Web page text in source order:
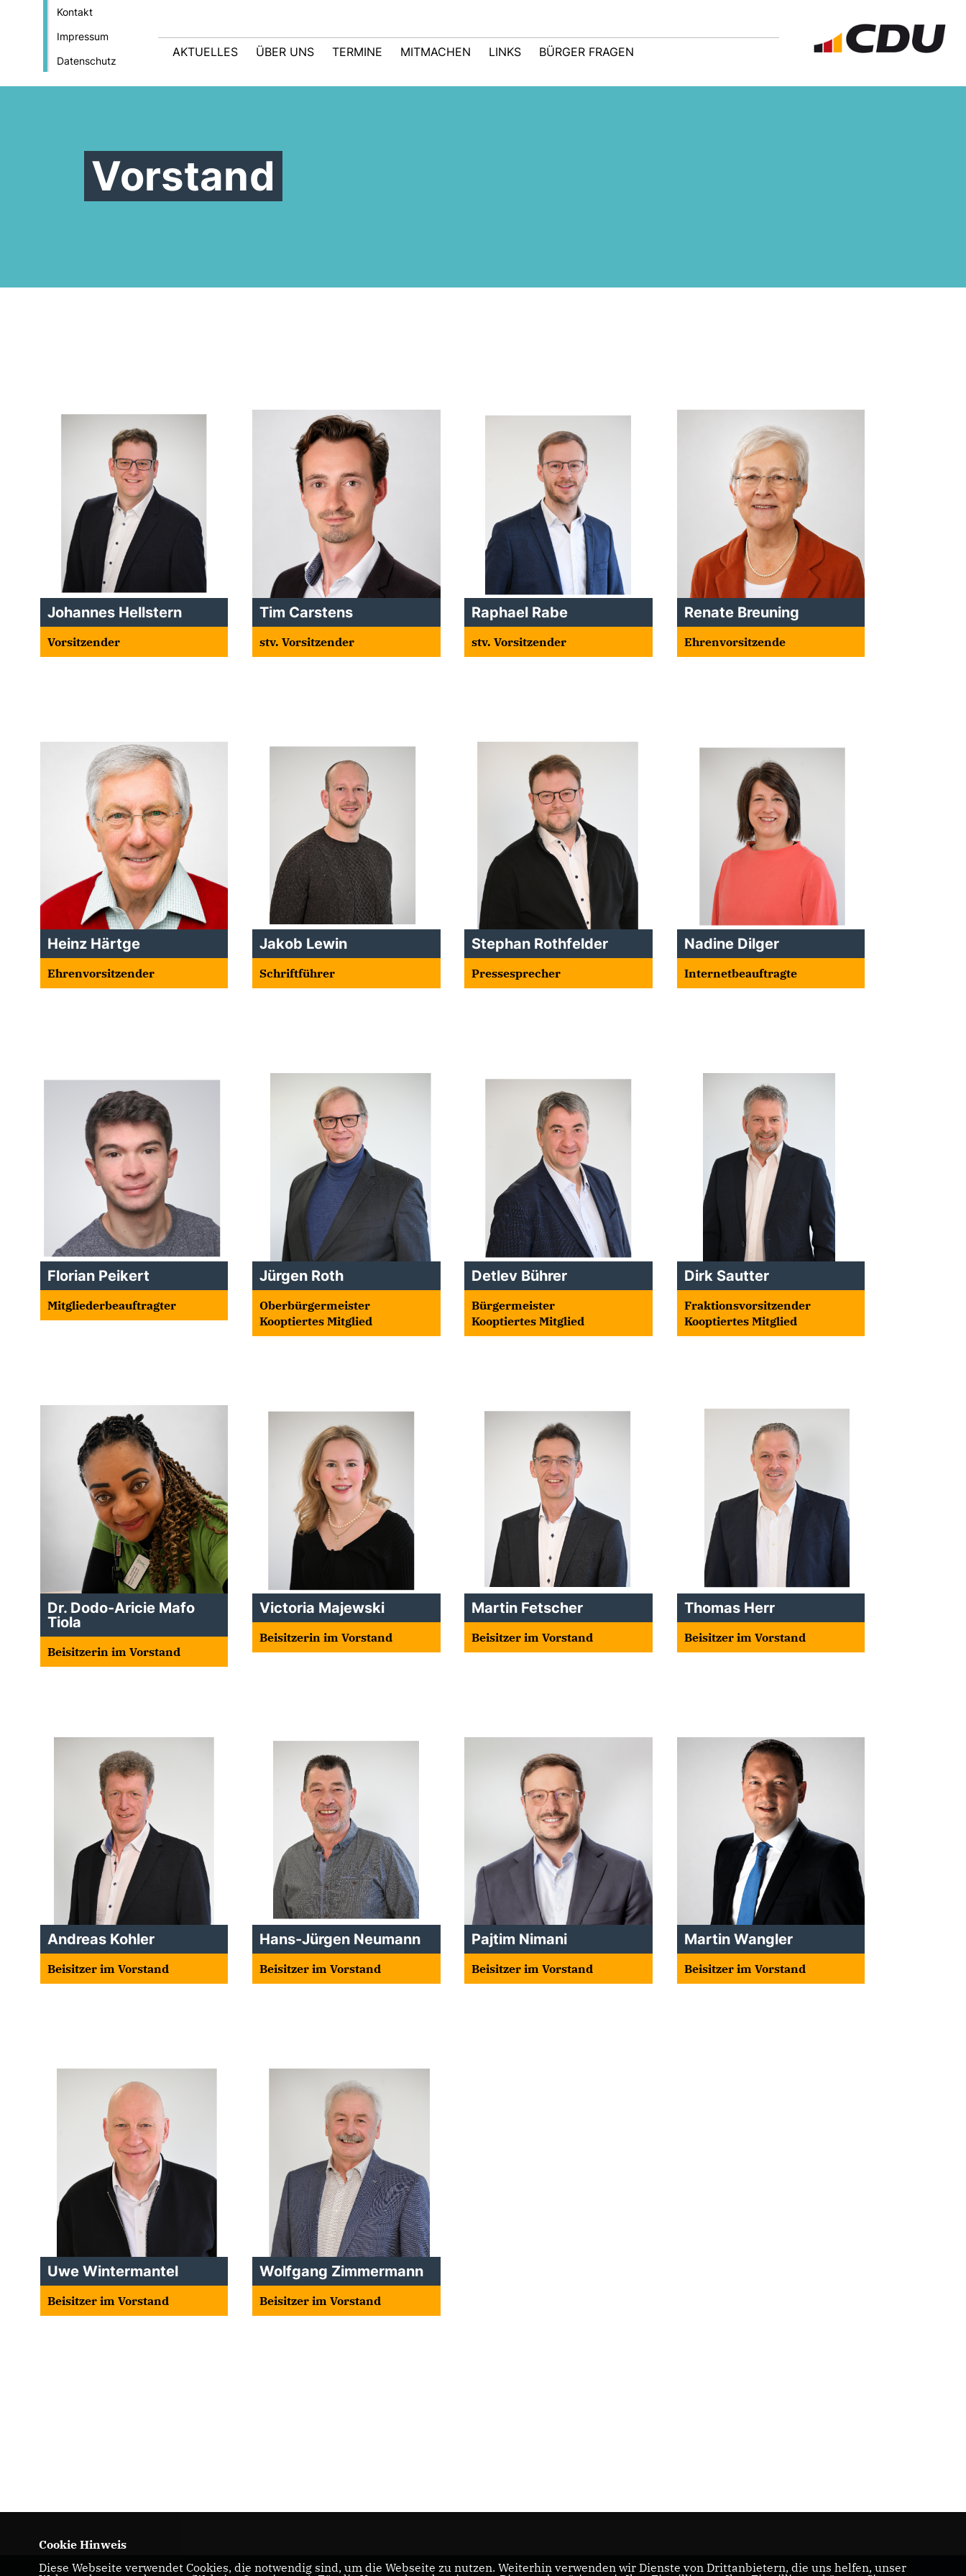
Kontakt
Impressum
Datenschutz
AKTUELLES ÜBER UNS TERMINE MITMACHEN LINKS BÜRGER FRAGEN
Vorstand
Johannes Hellstern
Vorsitzender
Tim Carstens
stv. Vorsitzender
Raphael Rabe
stv. Vorsitzender
Renate Breuning
Ehrenvorsitzende
Heinz Härtge
Ehrenvorsitzender
Jakob Lewin
Schriftführer
Stephan Rothfelder
Pressesprecher
Nadine Dilger
Internetbeauftragte
Florian Peikert
Mitgliederbeauftragter
Jürgen Roth
Oberbürgermeister
Kooptiertes Mitglied
Detlev Bührer
Bürgermeister
Kooptiertes Mitglied
Dirk Sautter
Fraktionsvorsitzender
Kooptiertes Mitglied
Dr. Dodo-Aricie Mafo
Tiola
Beisitzerin im Vorstand
Victoria Majewski
Beisitzerin im Vorstand
Martin Fetscher
Beisitzer im Vorstand
Thomas Herr
Beisitzer im Vorstand
Andreas Kohler
Beisitzer im Vorstand
Hans-Jürgen Neumann
Beisitzer im Vorstand
Pajtim Nimani
Beisitzer im Vorstand
Martin Wangler
Beisitzer im Vorstand
Uwe Wintermantel
Beisitzer im Vorstand
Wolfgang Zimmermann
Beisitzer im Vorstand
Cookie Hinweis
Diese Webseite verwendet Cookies, die notwendig sind, um die Webseite zu nutzen. Weiterhin verwenden wir Dienste von Drittanbietern, die uns helfen, unser